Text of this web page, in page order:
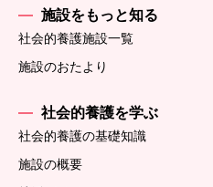
施設をもっと知る
社会的養護施設一覧
施設のおたより
社会的養護を学ぶ
社会的養護の基礎知識
施設の概要